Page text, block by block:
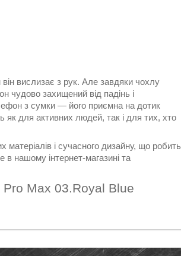
вислизає з рук. Але завдяки чохлу
чудово захищений від падінь і
з сумки — його приємна на дотик
як для активних людей, так і для тих, хто
і сучасного дизайну, що робить
нашому інтернет-магазині та
Max 03.Royal Blue